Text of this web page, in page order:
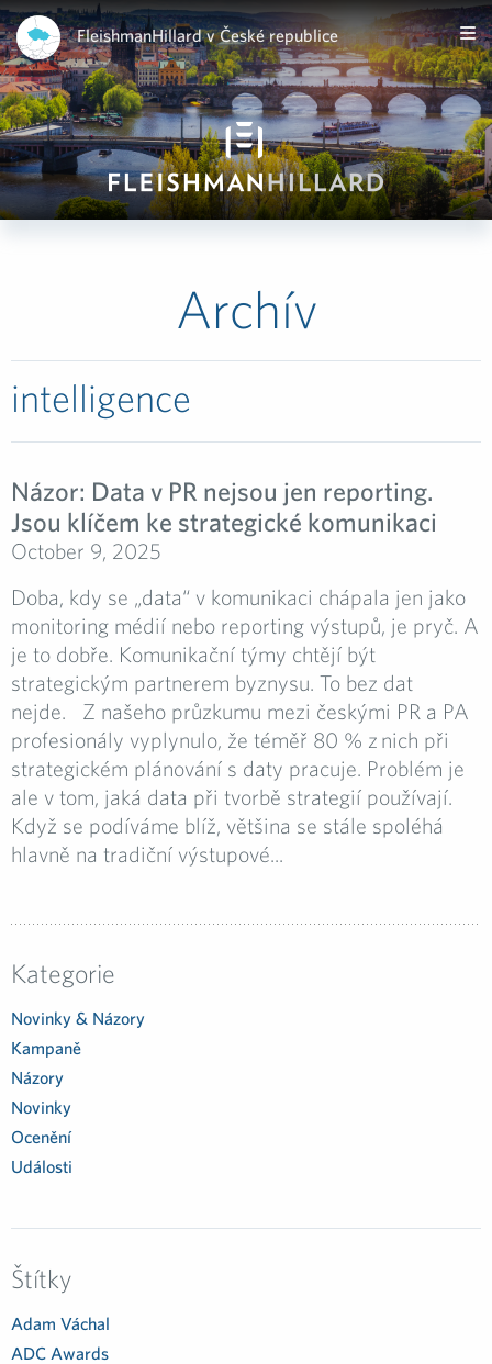
FleishmanHillard v České republice
Archív
intelligence
Názor: Data v PR nejsou jen reporting.
Jsou klíčem ke strategické komunikaci
October 9, 2025
Doba, kdy se „data“ v komunikaci chápala jen jako
monitoring médií nebo reporting výstupů, je pryč. A
je to dobře. Komunikační týmy chtějí být
strategickým partnerem byznysu. To bez dat
nejde. Z našeho průzkumu mezi českými PR a PA
profesionály vyplynulo, že téměř 80 % z nich při
strategickém plánování s daty pracuje. Problém je
ale v tom, jaká data při tvorbě strategií používají.
Když se podíváme blíž, většina se stále spoléhá
hlavně na tradiční výstupové...
Kategorie
Novinky & Názory
Kampaně
Názory
Novinky
Ocenění
Události
Štítky
Adam Váchal
ADC Awards